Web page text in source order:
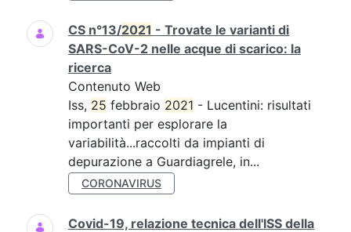
CS n°13/2021 - Trovate le varianti di
SARS-CoV-2 nelle acque di scarico: la
ricerca
Contenuto Web
Iss, 25 febbraio 2021 - Lucentini: risultati
importanti per esplorare la
variabilità...raccolti da impianti di
depurazione a Guardiagrele, in...
CORONAVIRUS
Covid-19, relazione tecnica dell'ISS della